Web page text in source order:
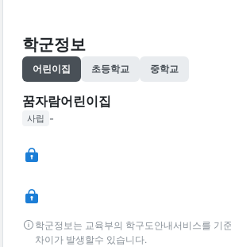
학군정보
어린이집 초등학교 중학교
꿈자람어린이집
사립 -
학군정보는 교육부의 학구도안내서비스를 기
차이가 발생할수 있습니다.